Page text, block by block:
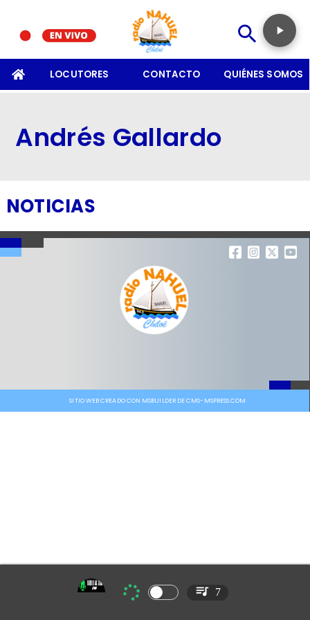
LOCUTORES CONTACTO QUIÉNES SOMOS
Andrés Gallardo
NOTICIAS
SITIO WEB CREADO CON MSBUILDER DE CMS-MSPRESS.COM
7